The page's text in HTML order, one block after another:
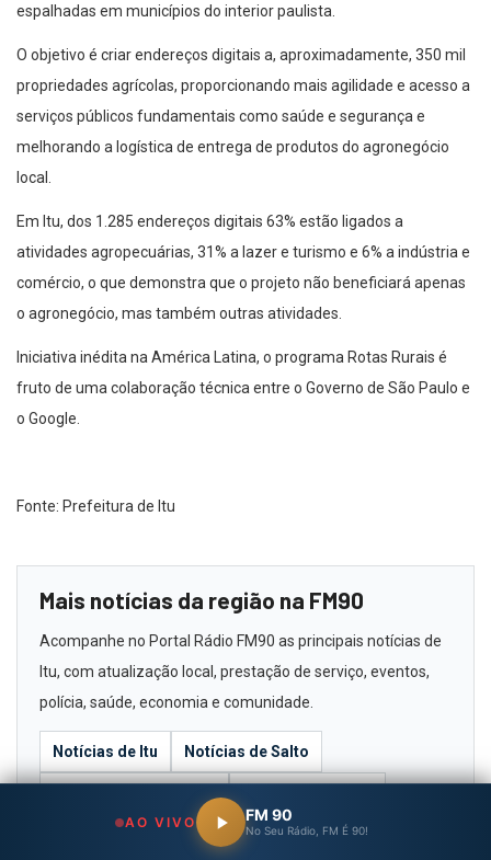
espalhadas em municípios do interior paulista.
O objetivo é criar endereços digitais a, aproximadamente, 350 mil
propriedades agrícolas, proporcionando mais agilidade e acesso a
serviços públicos fundamentais como saúde e segurança e
melhorando a logística de entrega de produtos do agronegócio
local.
Em Itu, dos 1.285 endereços digitais 63% estão ligados a
atividades agropecuárias, 31% a lazer e turismo e 6% a indústria e
comércio, o que demonstra que o projeto não beneficiará apenas
o agronegócio, mas também outras atividades.
Iniciativa inédita na América Latina, o programa Rotas Rurais é
fruto de uma colaboração técnica entre o Governo de São Paulo e
o Google.
Fonte: Prefeitura de Itu
Mais notícias da região na FM90
Acompanhe no Portal Rádio FM90 as principais notícias de
Itu, com atualização local, prestação de serviço, eventos,
polícia, saúde, economia e comunidade.
Notícias de Itu Notícias de Salto
Ouça a Rádio FM90 ao vivo
AO VIVO FM 90
No Seu Rádio, FM É 90!